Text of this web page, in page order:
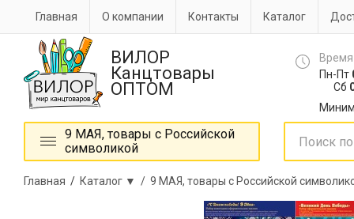
Главная О компании Контакты Каталог
ВИЛОР
Канцтовары
ОПТОМ
Пн-Пт
Сб
9 МАЯ, товары с Российской
символикой
Главная / Каталог ▼ / 9 МАЯ, товары с Российской